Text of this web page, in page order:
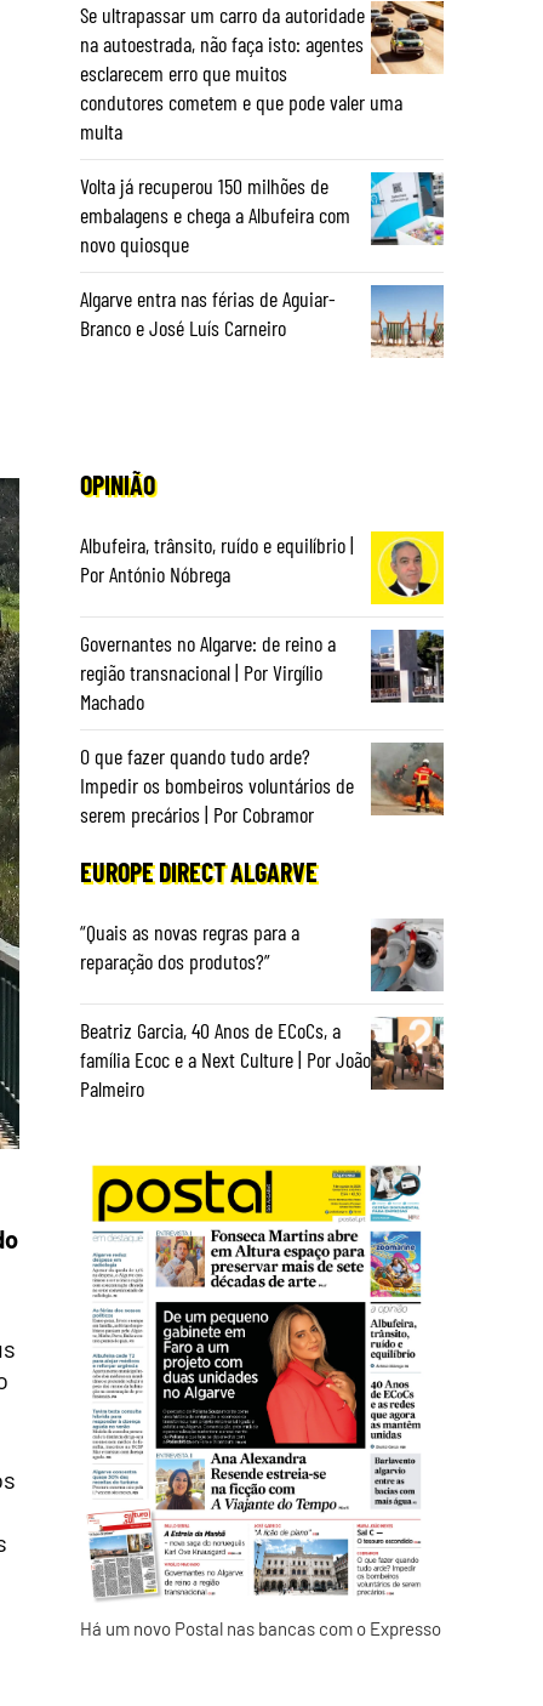
Se ultrapassar um carro da autoridade
na autoestrada, não faça isto: agentes
esclarecem erro que muitos
condutores cometem e que pode valer uma
multa
Volta já recuperou 150 milhões de
embalagens e chega a Albufeira com
novo quiosque
Algarve entra nas férias de Aguiar-
Branco e José Luís Carneiro
OPINIÃO
Albufeira, trânsito, ruído e equilíbrio |
Por António Nóbrega
Governantes no Algarve: de reino a
região transnacional | Por Virgílio
Machado
O que fazer quando tudo arde?
Impedir os bombeiros voluntários de
serem precários | Por Cobramor
EUROPE DIRECT ALGARVE
“Quais as novas regras para a
reparação dos produtos?”
Beatriz Garcia, 40 Anos de ECoCs, a
família Ecoc e a Next Culture | Por João
Palmeiro
Há um novo Postal nas bancas com o Expresso